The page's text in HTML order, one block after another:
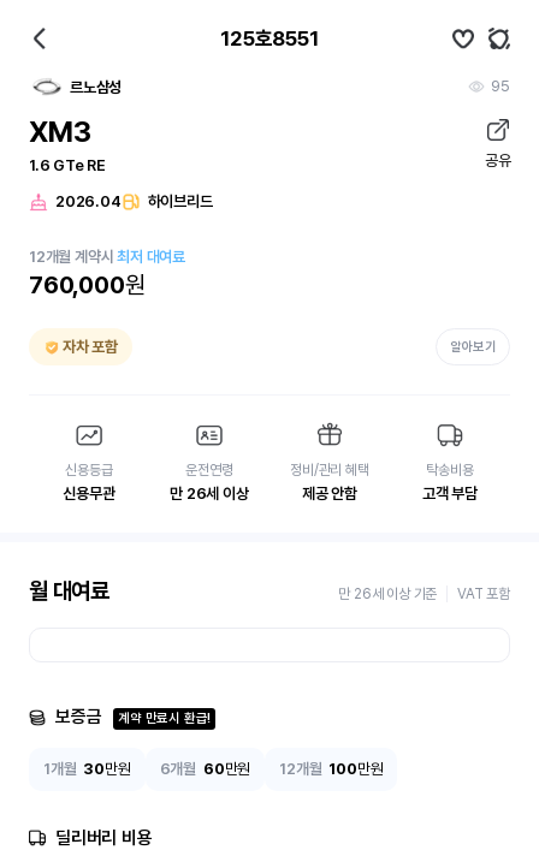
125호8551
르노삼성 95
XM3
1.6 GTe RE 공유
2026.04 하이브리드
12개월 계약시최저 대여료
760,000원
자차 포함 알아보기
신용등급
신용무관
운전연령
만 26세 이상
정비/관리 혜택
제공 안함
탁송비용
고객 부담
월 대여료 만 26세 이상 기준 VAT 포함
보증금 계약 만료시 환급!
1개월 30만원 6개월 60만원 12개월 100만원
딜리버리 비용